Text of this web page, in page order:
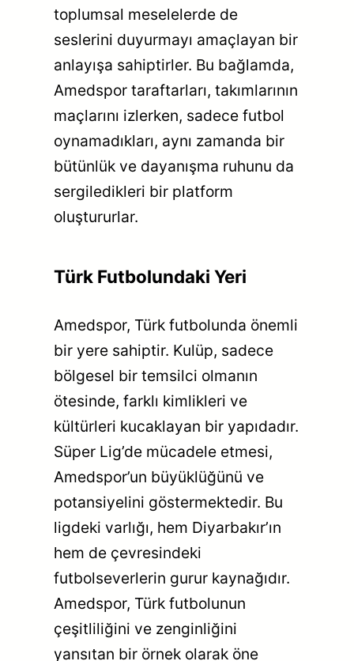
toplumsal meselelerde de
seslerini duyurmayı amaçlayan bir
anlayışa sahiptirler. Bu bağlamda,
Amedspor taraftarları, takımlarının
maçlarını izlerken, sadece futbol
oynamadıkları, aynı zamanda bir
bütünlük ve dayanışma ruhunu da
sergiledikleri bir platform
oluştururlar.
Türk Futbolundaki Yeri
Amedspor, Türk futbolunda önemli
bir yere sahiptir. Kulüp, sadece
bölgesel bir temsilci olmanın
ötesinde, farklı kimlikleri ve
kültürleri kucaklayan bir yapıdadır.
Süper Lig’de mücadele etmesi,
Amedspor’un büyüklüğünü ve
potansiyelini göstermektedir. Bu
ligdeki varlığı, hem Diyarbakır’ın
hem de çevresindeki
futbolseverlerin gurur kaynağıdır.
Amedspor, Türk futbolunun
çeşitliliğini ve zenginliğini
yansıtan bir örnek olarak öne